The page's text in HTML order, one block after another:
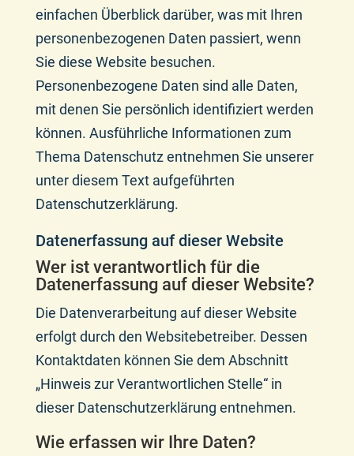
einfachen Überblick darüber, was mit Ihren
personenbezogenen Daten passiert, wenn
Sie diese Website besuchen.
Personenbezogene Daten sind alle Daten,
mit denen Sie persönlich identifiziert werden
können. Ausführliche Informationen zum
Thema Datenschutz entnehmen Sie unserer
unter diesem Text aufgeführten
Datenschutzerklärung.
Datenerfassung auf dieser Website
Wer ist verantwortlich für die
Datenerfassung auf dieser Website?
Die Datenverarbeitung auf dieser Website
erfolgt durch den Websitebetreiber. Dessen
Kontaktdaten können Sie dem Abschnitt
„Hinweis zur Verantwortlichen Stelle“ in
dieser Datenschutzerklärung entnehmen.
Wie erfassen wir Ihre Daten?